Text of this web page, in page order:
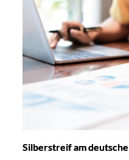
Silberstreif am